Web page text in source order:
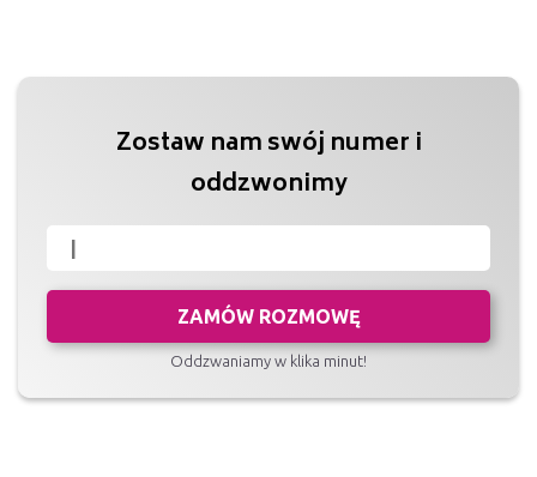
Zostaw nam swój numer i
oddzwonimy
ZAMÓW ROZMOWĘ
Oddzwaniamy w klika minut!